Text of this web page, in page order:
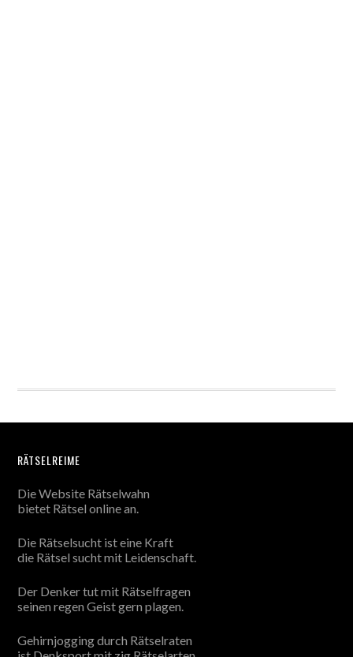
RÄTSELREIME
Die Website Rätselwahn
bietet Rätsel online an.
Die Rätselsucht ist eine Kraft
die Rätsel sucht mit Leidenschaft.
Der Denker tut mit Rätselfragen
seinen regen Geist gern plagen.
Gehirnjogging durch Rätselraten